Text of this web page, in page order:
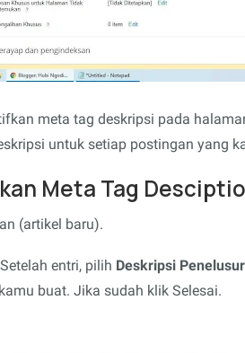
meta tag deskripsi pada
untuk setiap postingan yang
Meta Tag
(artikel baru).
entri, pilih Deskripsi
buat. Jika sudah klik Selesai.